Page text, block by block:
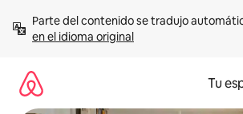
contenido
Parte del contenido se tradujo
en el idioma original
Tu